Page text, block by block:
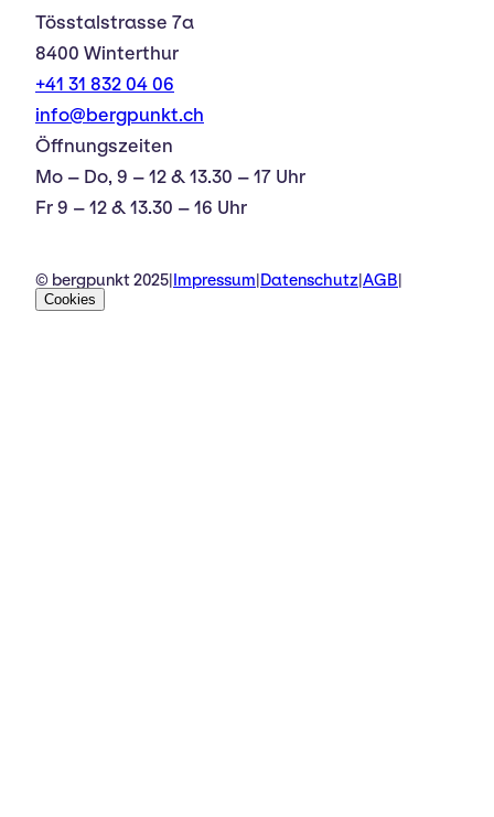
Tösstalstrasse 7a
8400 Winterthur
+41 31 832 04 06
info@bergpunkt.ch
Öffnungszeiten
Mo – Do, 9 – 12 & 13.30 – 17 Uhr
Fr 9 – 12 & 13.30 – 16 Uhr
© bergpunkt 2025 Impressum Datenschutz AGB
Cookies